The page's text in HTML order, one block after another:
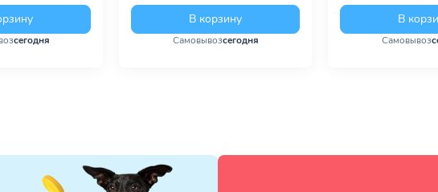
сегодня
В корзину
Самовывозсегодня
В
Самовывоз